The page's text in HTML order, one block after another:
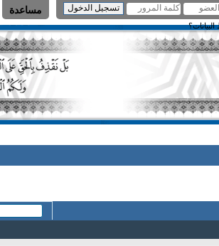
التسجيل مساعدة